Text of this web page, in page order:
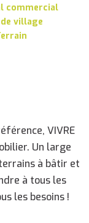
commercial
village
VIVRE
Un large
à bâtir et
à tous les
les besoins !